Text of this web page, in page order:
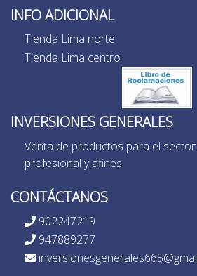
INFO ADICIONAL
Tienda Lima norte
Tienda Lima centro
INVERSIONES GENERALES
Venta de productos para el
profesional y afines.
CONTÁCTANOS
902247219
947889277